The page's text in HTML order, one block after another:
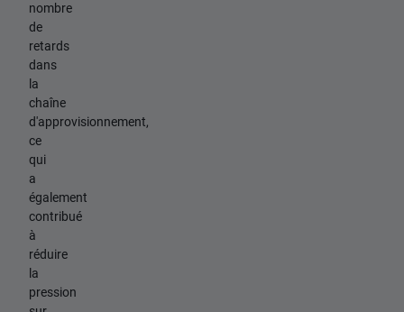
nombre
de
retards
dans
la
chaîne
d'approvisionnement,
ce
qui
a
également
contribué
à
réduire
la
pression